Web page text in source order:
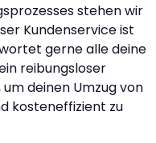
stehen wir
Kundenservice ist
gerne alle deine
reibungsloser
deinen Umzug von
kosteneffizient zu